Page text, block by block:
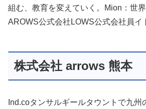
組む、教育を変えていく。Mion：世
AROWS公式会社LOWS公式会社員イ
株式会社 arrows 熊本
Ind.coタンサルギールタウントで九州